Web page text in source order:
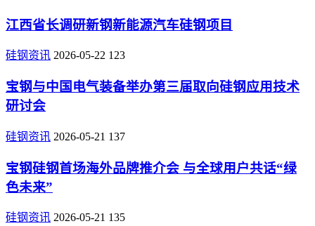
江西省长调研新钢新能源汽车硅钢项目
硅钢资讯 2026-05-22 123
宝钢与中国电气装备举办第三届取向硅钢应用技术
研讨会
硅钢资讯 2026-05-21 137
宝钢硅钢首场海外品牌推介会 与全球用户共话“绿
色未来”
硅钢资讯 2026-05-21 135